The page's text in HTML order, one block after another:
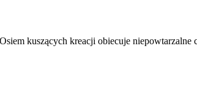
kuszących kreacji obiecuje